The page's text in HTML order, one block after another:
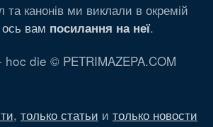
та канонів ми виклали в окремій
ось вам посилання на неї.
die © PETRIMAZEPA.COM
, только статьи и только новости